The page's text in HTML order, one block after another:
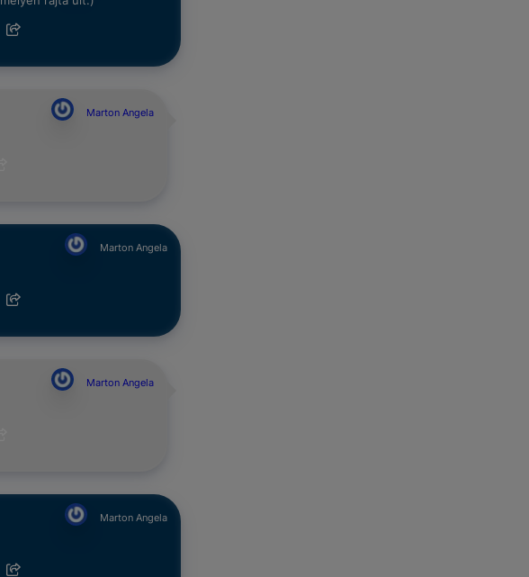
Marton Angela
Marton Angela
Marton Angela
Marton Angela